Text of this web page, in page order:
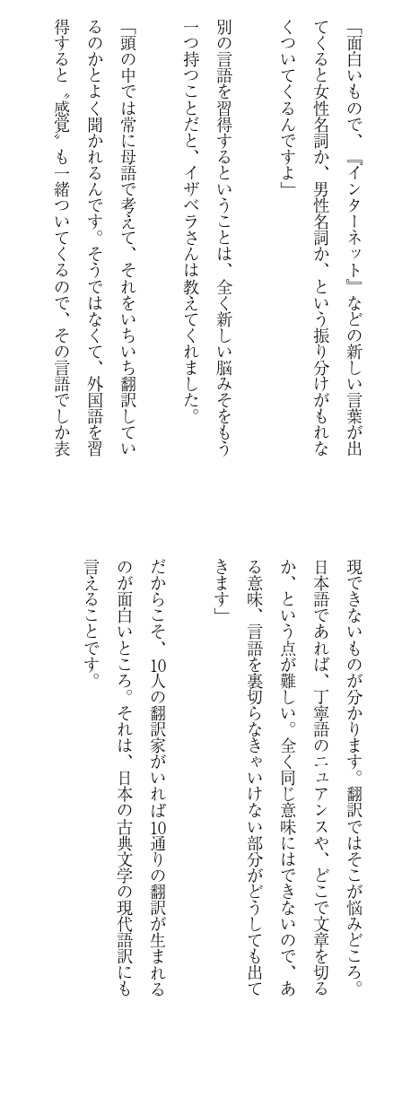
「
面
白
い
も
の
で
、
『
イ
ン
タ
ー
ネ
ッ
ト
』
な
ど
の
新
し
い
言
葉
が
出
て
く
る
と
女
性
名
詞
か
、
男
性
名
詞
か
、
と
い
う
振
り
分
け
が
も
れ
な
く
つ
い
て
く
る
ん
で
す
よ
」
別
の
言
語
を
習
得
す
る
と
い
う
こ
と
は
、
全
く
新
し
い
脳
み
そ
を
も
う
一
つ
持
つ
こ
と
だ
と
、
イ
ザ
ベ
ラ
さ
ん
は
教
え
て
く
れ
ま
し
た
。
「
頭
の
中
で
は
常
に
母
語
で
考
え
て
、
そ
れ
を
い
ち
い
ち
翻
訳
し
て
い
る
の
か
と
よ
く
聞
か
れ
る
ん
で
す
。
そ
う
で
は
な
く
て
、
外
国
語
を
習
得す
る
と
〝
感
覚
〟
も
一
緒
つ
い
て
く
る
の
で
、
そ
の
言
語
で
し
か
表
現
で
き
な
い
も
の
が
分
か
り
ま
す
。
翻
訳
で
は
そ
こ
が
悩
み
ど
こ
ろ
。
日
本
語
で
あ
れ
ば
、
丁
寧
語
の
ニ
ュ
ア
ン
ス
や
、
ど
こ
で
文
章
を
切
る
か
、
と
い
う
点
が
難
し
い
。
全
く
同
じ
意
味
に
は
で
き
な
い
の
で
、
あ
る
意
味
、
言
語
を
裏
切
ら
な
き
ゃ
い
け
な
い
部
分
が
ど
う
し
て
も
出
て
き
ま
す
」
だからこそ、
10
人の翻訳家がいれば
10
通
り
の
翻
訳
が
生
ま
れ
る
のが
面
白
い
と
こ
ろ
。
そ
れ
は
、
日
本
の
古
典
文
学
の
現
代
語
訳
に
も
言え
る
こ
と
で
す
。